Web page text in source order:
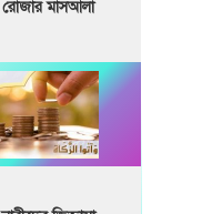
রোজার মাসআলা